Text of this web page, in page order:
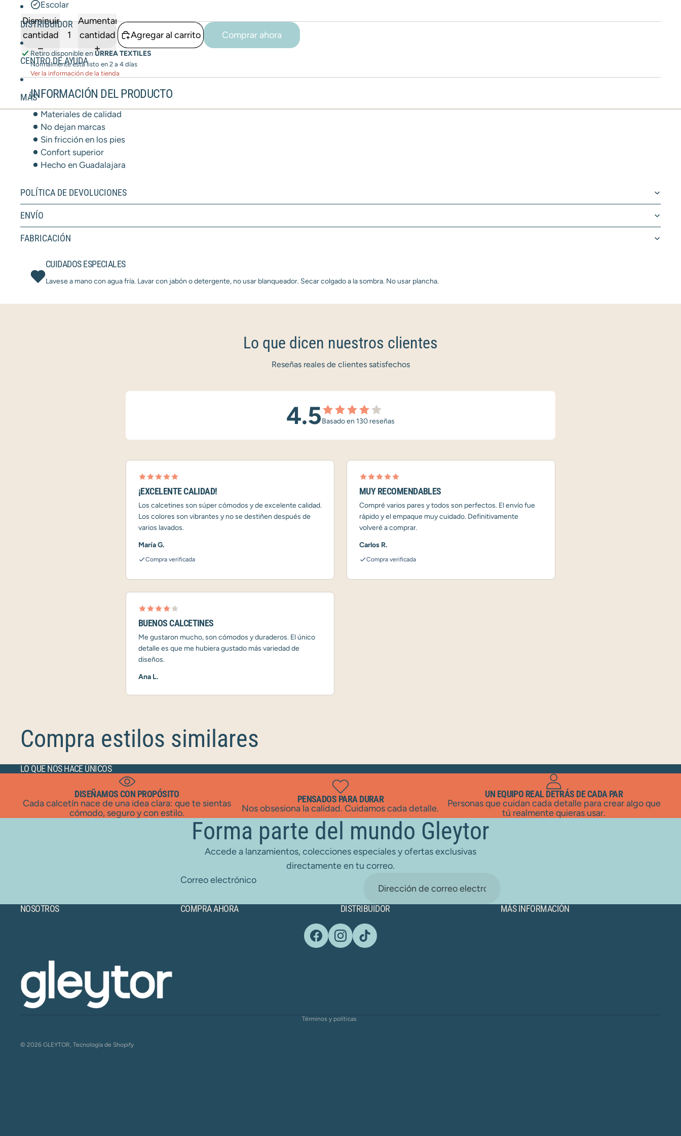
DISTRIBUIDOR
CENTRO DE AYUDA
MÁS
Escolar
Disminuir
cantidad
Aumentar
cantidad
Agregar al carrito Comprar ahora
Retiro disponible en URREA TEXTILES
Normalmente está listo en 2 a 4 días
Ver la información de la tienda
INFORMACIÓN DEL PRODUCTO
Materiales de calidad
No dejan marcas
Sin fricción en los pies
Confort superior
Hecho en Guadalajara
POLÍTICA DE DEVOLUCIONES
ENVÍO
FABRICACIÓN
CUIDADOS ESPECIALES
Lavese a mano con agua fría. Lavar con jabón o detergente, no usar blanqueador. Secar colgado a la sombra. No usar plancha.
Lo que dicen nuestros clientes
Reseñas reales de clientes satisfechos
4.5Basado en 130 reseñas
¡EXCELENTE CALIDAD!
Los calcetines son súper cómodos y de excelente calidad.
Los colores son vibrantes y no se destiñen después de
varios lavados.
María G.
Compra verificada
MUY RECOMENDABLES
Compré varios pares y todos son perfectos. El envío fue
rápido y el empaque muy cuidado. Definitivamente
volveré a comprar.
Carlos R.
Compra verificada
BUENOS CALCETINES
Me gustaron mucho, son cómodos y duraderos. El único
detalle es que me hubiera gustado más variedad de
diseños.
Ana L.
Compra estilos similares
LO QUE NOS HACE ÚNICOS
DISEÑAMOS CON PROPÓSITO
Cada calcetín nace de una idea clara: que te sientas
cómodo, seguro y con estilo.
PENSADOS PARA DURAR
Nos obsesiona la calidad. Cuidamos cada detalle.
UN EQUIPO REAL DETRÁS DE CADA PAR
Personas que cuidan cada detalle para crear algo que
tú realmente quieras usar.
Forma parte del mundo Gleytor
Accede a lanzamientos, colecciones especiales y ofertas exclusivas
directamente en tu correo.
Correo electrónico
NOSOTROS COMPRA AHORA DISTRIBUIDOR MÁS INFORMACIÓN
© 2026 GLEYTOR Tecnología de Shopify
Términos y políticas